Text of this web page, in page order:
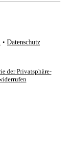
• Datenschutz
der Privatsphäre-